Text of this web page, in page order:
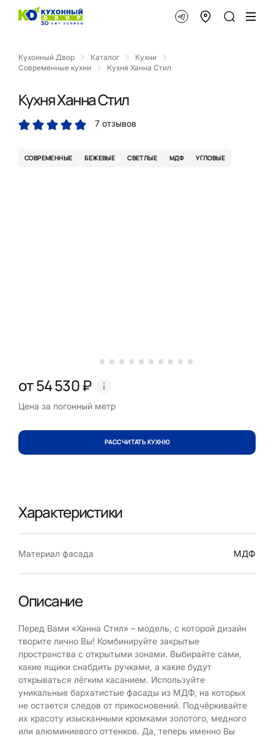
Кухонный Двор Каталог
Кухни
Современные кухни
Кухня Ханна Стил
Кухня Ханна Стил
7 отзывов
СОВРЕМЕННЫЕ БЕЖЕВЫЕ СВЕТЛЫЕ МДФ УГЛОВЫЕ
от 54 530 ₽
Цена за погонный метр
РАССЧИТАТЬ КУХНЮ
Характеристики
Материал фасада МДФ
Описание
Перед Вами «Ханна Стил» – модель, с которой дизайн
творите лично Вы! Комбинируйте закрытые
пространства с открытыми зонами. Выбирайте сами,
какие ящики снабдить ручками, а какие будут
открываться лёгким касанием. Используйте
уникальные бархатистые фасады из МДФ, на которых
не остается следов от прикосновений. Подчёркивайте
их красоту изысканными кромками золотого, медного
или алюминиевого оттенков. Да, теперь именно Вы